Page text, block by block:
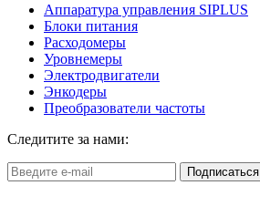
Аппаратура управления SIPLUS
Блоки питания
Расходомеры
Уровнемеры
Электродвигатели
Энкодеры
Преобразователи частоты
Следитите за нами:
Подписаться